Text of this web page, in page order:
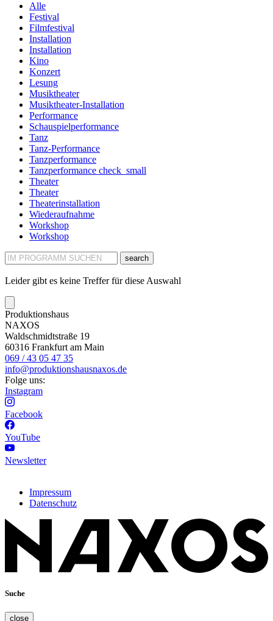
Alle
Festival
Filmfestival
Installation
Installation
Kino
Konzert
Lesung
Musiktheater
Musiktheater-Installation
Performance
Schauspielperformance
Tanz
Tanz-Performance
Tanzperformance
Tanzperformance check_small
Theater
Theater
Theaterinstallation
Wiederaufnahme
Workshop
Workshop
search
Leider gibt es keine Treffer für diese Auswahl
Produktionshaus
NAXOS
Waldschmidtstraße 19
60316 Frankfurt am Main
069 / 43 05 47 35
info@produktionshausnaxos.de
Folge uns:
Instagram
Facebook
YouTube
Newsletter
Impressum
Datenschutz
Suche
close